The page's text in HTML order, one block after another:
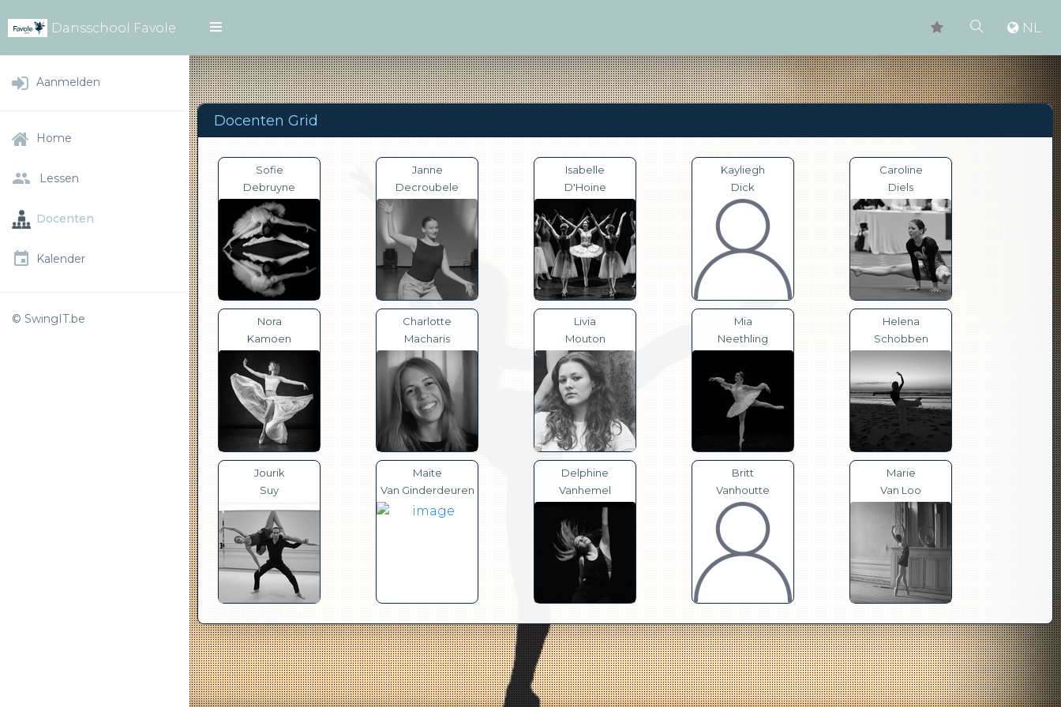
Dansschool Favole NL
Aanmelden
Home
Lessen
Docenten
Kalender
© SwingIT.be
Docenten Grid
Sofie
Debruyne
Janne
Decroubele
Isabelle
D'Hoine
Kayliegh
Dick
Caroline
Diels
Nora
Kamoen
Charlotte
Macharis
Livia
Mouton
Mia
Neethling
Helena
Schobben
Jourik
Suy
Maite
Van Ginderdeuren
Delphine
Vanhemel
Britt
Vanhoutte
Marie
Van Loo